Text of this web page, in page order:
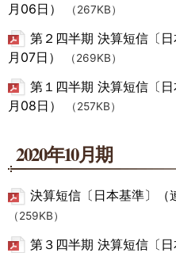
月06日）
（267KB）
第２四半期 決算短信〔
月07日）
（269KB）
第１四半期 決算短信〔
月08日）
（257KB）
2020年10月期
決算短信〔日本基準〕（
（259KB）
第３四半期 決算短信〔